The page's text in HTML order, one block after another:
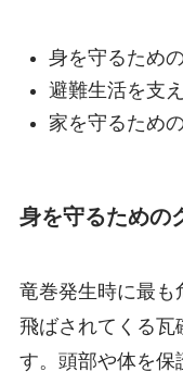
身を守るため
避難生活を支
家を守るため
身を守るための
竜巻発生時に最も
飛ばされてくる
す。頭部や体を保